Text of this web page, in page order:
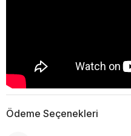
Ödeme Seçenekleri